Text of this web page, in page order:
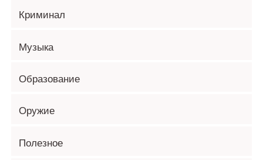
Криминал
Музыка
Образование
Оружие
Полезное